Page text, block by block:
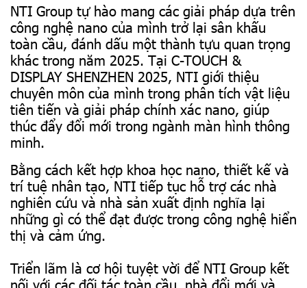
NTI Group tự hào mang các giải pháp dựa trên
công nghệ nano của mình trở lại sân khấu
toàn cầu, đánh dấu một thành tựu quan trọng
khác trong năm 2025. Tại C-TOUCH &
DISPLAY SHENZHEN 2025, NTI giới thiệu
chuyên môn của mình trong phân tích vật liệu
tiên tiến và giải pháp chính xác nano, giúp
thúc đẩy đổi mới trong ngành màn hình thông
minh.
Bằng cách kết hợp khoa học nano, thiết kế và
trí tuệ nhân tạo, NTI tiếp tục hỗ trợ các nhà
nghiên cứu và nhà sản xuất định nghĩa lại
những gì có thể đạt được trong công nghệ hiển
thị và cảm ứng.
Triển lãm là cơ hội tuyệt vời để NTI Group kết
nối với các đối tác toàn cầu, nhà đổi mới và